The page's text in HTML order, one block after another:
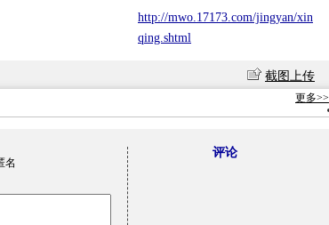
http://mwo.17173.com/jingyan/xin
qing.shtml
截图上传
更多>>
名
评论